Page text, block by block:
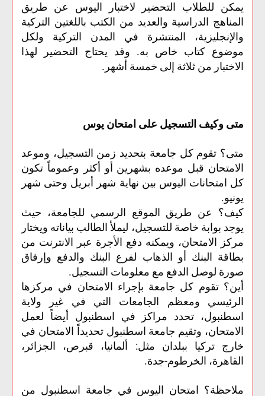
يمكن للطلاب التحضير لاختبار اليوس عن طريق
المناهج الدراسية والعديد من الكتب باللغتين التركية
والإنجليزية، المنتشرة في المدن التركية ولكل
موضوع كتاب خاص به. وقد يحتاج التحضير لهذا
الاختبار من ثلاثة إلى خمسة أشهر.
متى وكيف التسجيل على امتحان يوس
متى؟ تقوم كل جامعة بتحديد زمن التسجيل، وموعد
الامتحان قبل موعده بشهرين أو أكثر وعموماً تكون
كل امتحانات اليوس بين نهاية شهر أبريل وحتى شهر
يونيو.
كيف؟ عن طريق الموقع الرسمي للجامعة، حيث
يوجد بوابة خاصة للتسجيل، ليملأ الطالب بياناته ويختار
مركز الامتحان، ويمكنه دفع الأجرة عبر الانترنت من
بطاقة البنك أو الذهاب لفرع البنك والدفع وإرفاق
صورة لوصل الدفع مع معلومات التسجيل.
أين؟ تقوم كل جامعة بإجراء الامتحان في مركزها
الرئيسي ومعظم الجامعات التي في غير ولاية
اسطنبول، تحدد مراكز في اسطنبول أيضاً لعمل
الامتحان، وتقيم جامعة اسطنبول تحديداً الامتحان في
خارج تركيا ببلدان مثل: ألمانيا، قبرص، الجزائر،
القاهرة، الخرطوم-جدة.
ملاحظة؟ امتحان اليوس في جامعة اسطنبول من